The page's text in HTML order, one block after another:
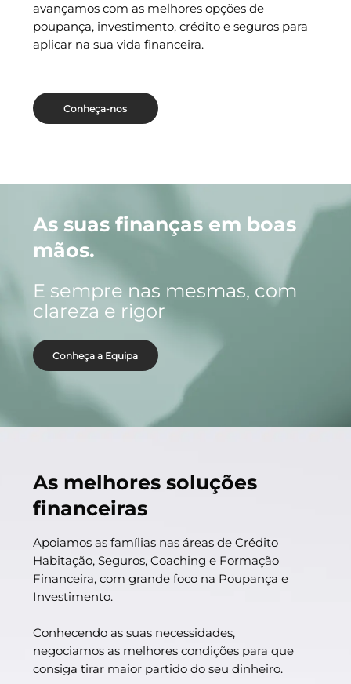
avançamos com as melhores opções de
poupança, investimento, crédito e seguros para
aplicar na sua vida financeira.
Conheça-nos
As suas finanças em boas
mãos.
E sempre nas mesmas, com
clareza e rigor
Conheça a Equipa
As melhores soluções
financeiras
Apoiamos as famílias nas áreas de Crédito
Habitação, Seguros, Coaching e Formação
Financeira, com grande foco na Poupança e
Investimento.
Conhecendo as suas necessidades,
negociamos as melhores condições para que
consiga tirar maior partido do seu dinheiro.